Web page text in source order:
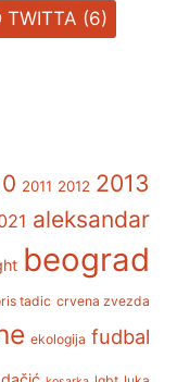
TWITTA (6)
2011 2012 2013
aleksandar
beograd
tadic crvena zvezda
ekologija fudbal